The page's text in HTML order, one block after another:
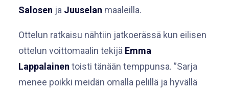
Salosen ja Juuselan maaleilla.
Ottelun ratkaisu nähtiin jatkoerässä kun eilisen
ottelun voittomaalin tekijä Emma
Lappalainen toisti tänään temppunsa. ”Sarja
menee poikki meidän omalla pelillä ja hyvällä